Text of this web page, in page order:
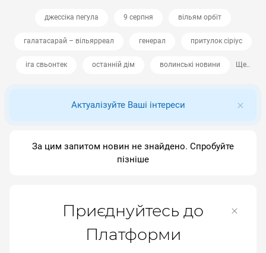
джессіка пегула 9 серпня вільям орбіт
галатасарай – вільярреал генерал притулок сіріус
іга свьонтек останній дім волинські новини Ще..
Актуалізуйте Ваші інтереси
За цим запитом новин не знайдено. Спробуйте
пізніше
Приєднуйтесь до
Платформи